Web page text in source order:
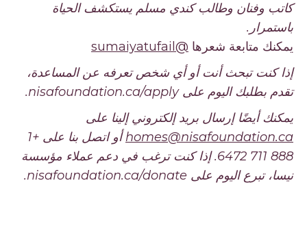
كاتب وفنان وطالب كندي مسلم يستكشف الحياة
باستمرار.
يمكنك متابعة شعرها @sumaiyatufail
إذا كنت تبحث أنت أو أي شخص تعرفه عن المساعدة،
تقدم بطلبك اليوم على nisafoundation.ca/apply.
يمكنك أيضًا إرسال بريد إلكتروني إلينا على
homes@nisafoundation.ca
أو اتصل بنا على +1
888 711 6472. إذا كنت ترغب في دعم عملاء مؤسسة
نيسا، تبرع اليوم على nisafoundation.ca/donate.